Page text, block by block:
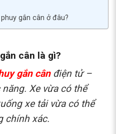
gắn cân ở đâu?
cân là gì?
gắn cânđiện tử –
Xe vừa có thể
xe tải vừa có thể
chính xác.